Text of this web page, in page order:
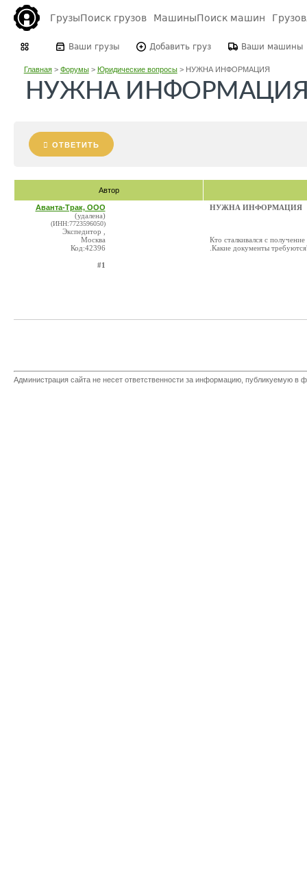
ГрузыПоиск грузов МашиныПоиск машин
Ваши грузы Добавить груз Ваши машины
Главная> Форумы> Юридические вопросы> НУЖНА ИНФОРМАЦИЯ
НУЖНА
ОТВЕТИТЬ
Автор
Аванта-Трак, ООО
(удалена)
(ИНН:7723596050)
Экспедитор ,
Москва
Код:42396
#1
НУЖНА ИНФОРМАЦИЯ
Кто сталкивался с
.Какие документы
Администрация сайта не несет ответственности за информацию, публикуемую